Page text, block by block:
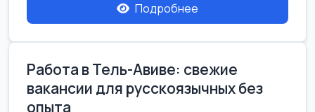
Подробнее
Работа в Тель-Авиве: свежие
вакансии для русскоязычных без
опыта